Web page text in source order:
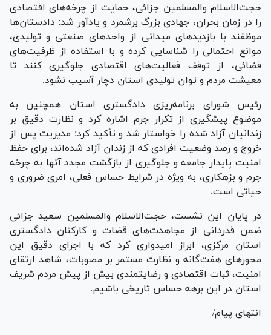
حجت‌الاسلام والمسلمین جزائی، حمایت از چرخه‌های اقتصادی
را در زمان بحران، جهادی بزرگ برشمرد و یادآور شد: دادستان‌ها
موظفند با بازدید‌های میدانی از واحد‌های صنعتی و تولیدی،
موانع احتمالی را شناسایی کرده و با استفاده از ظرفیت‌های
قضائی، از توقف فعالیت‌های اقتصادی جلوگیری کنند تا
معیشت مردم و توان تولیدی استان دچار آسیب نشود.
رئیس شورای برنامه‌ریزی دادگستری استان همچنین به
موضوع پیشگیری از تکرار جرم اشاره کرد و نظارت دقیق بر
زندانیان آزاد شده را خواستار شد و تأکید کرد: مدیریت پس از
خروج و رصد وضعیت افرادی که از زندان آزاد شده‌اند، برای حفظ
امنیت پایدار جامعه و جلوگیری از بازگشت مجدد آنها به چرخه
جرم و بزهکاری، به ویژه در شرایط حساس فعلی، امری ضروری و
حیاتی است.
در پایان این نشست، حجت‌الاسلام والمسلمین سعید جزائی
ضمن قدردانی از مجاهدت‌های قضات و کارکنان دادگستری
استان مرکزی، ابراز امیدواری کرد که با اجرای دقیق این
محور‌های هفت‌گانه و نظارت مستمر بر مصوبات، شاهد ارتقای
امنیت، ثبات اقتصادی و رضایتمندی بیش از پیش مردم شریف
استان در این برهه حساس تاریخی باشیم.
انتهای پیام/